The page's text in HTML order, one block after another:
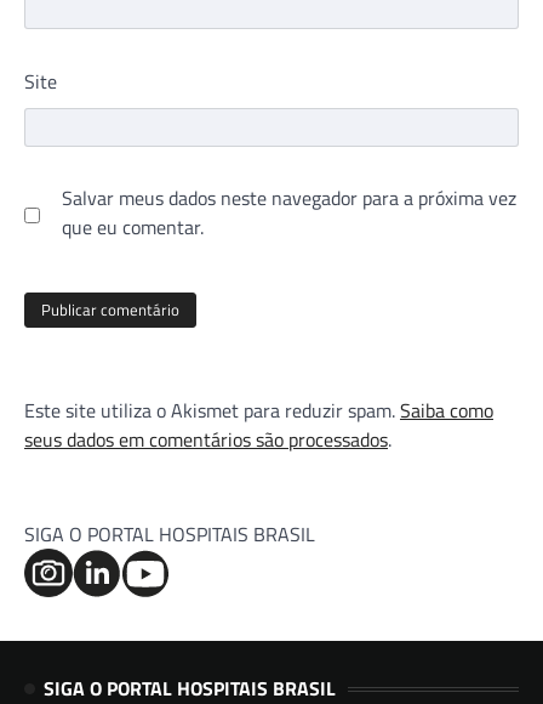
Site
Salvar meus dados neste navegador para a próxima vez
que eu comentar.
Este site utiliza o Akismet para reduzir spam.Saiba como
seus dados em comentários são processados.
SIGA O PORTAL HOSPITAIS BRASIL
SIGA O PORTAL HOSPITAIS BRASIL